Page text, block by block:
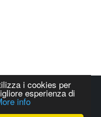
i cookies per
esperienza di
info